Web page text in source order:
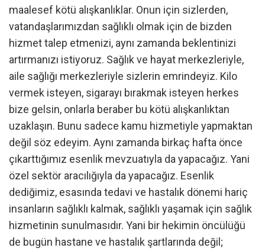
maalesef kötü alışkanlıklar. Onun için sizlerden,
vatandaşlarımızdan sağlıklı olmak için de bizden
hizmet talep etmenizi, aynı zamanda beklentinizi
artırmanızı istiyoruz. Sağlık ve hayat merkezleriyle,
aile sağlığı merkezleriyle sizlerin emrindeyiz. Kilo
vermek isteyen, sigarayı bırakmak isteyen herkes
bize gelsin, onlarla beraber bu kötü alışkanlıktan
uzaklaşın. Bunu sadece kamu hizmetiyle yapmaktan
değil söz edeyim. Aynı zamanda birkaç hafta önce
çıkarttığımız esenlik mevzuatıyla da yapacağız. Yani
özel sektör aracılığıyla da yapacağız. Esenlik
dediğimiz, esasında tedavi ve hastalık dönemi hariç
insanların sağlıklı kalmak, sağlıklı yaşamak için sağlık
hizmetinin sunulmasıdır. Yani bir hekimin öncülüğü
de bugün hastane ve hastalık şartlarında değil;